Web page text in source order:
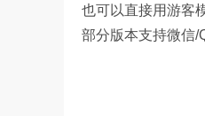
也可以直接用游客
部分版本支持微信/